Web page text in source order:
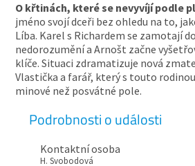
O křtinách, které se nevyvíjí podle
jméno svojí dceři bez ohledu na to,
Líba. Karel s Richardem se zamotají
nedorozumění a Arnošt začne
klíče. Situaci zdramatizuje nová
Vlastička a farář, který s touto
minové než posvátné pole.
Podrobnosti o události
Kontaktní osoba
H. Svobodová